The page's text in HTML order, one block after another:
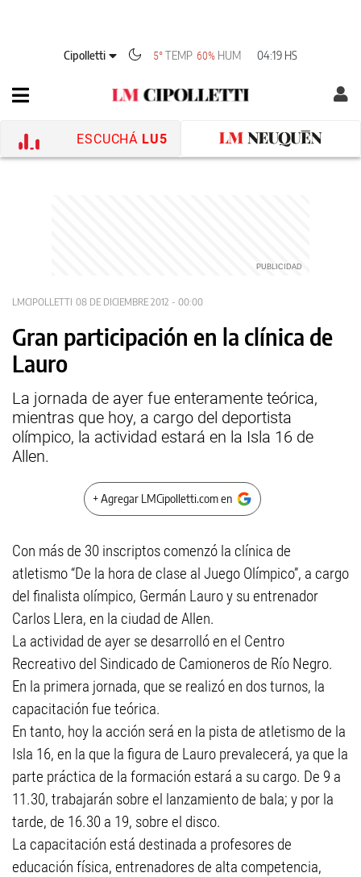
Cipolletti 5°TEMP 60% HUM 04:19 HS
ESCUCHÁ LU5
LMCIPOLLETTI 08 DE DICIEMBRE 2012 - 00:00
Gran participación en la clínica de
Lauro
La jornada de ayer fue enteramente teórica,
mientras que hoy, a cargo del deportista
olímpico, la actividad estará en la Isla 16 de
Allen.
+ Agregar LMCipolletti.com en
Con más de 30 inscriptos comenzó la clínica de
atletismo “De la hora de clase al Juego Olímpico”, a cargo
del finalista olímpico, Germán Lauro y su entrenador
Carlos Llera, en la ciudad de Allen.
La actividad de ayer se desarrolló en el Centro
Recreativo del Sindicado de Camioneros de Río Negro.
En la primera jornada, que se realizó en dos turnos, la
capacitación fue teórica.
En tanto, hoy la acción será en la pista de atletismo de la
Isla 16, en la que la figura de Lauro prevalecerá, ya que la
parte práctica de la formación estará a su cargo. De 9 a
11.30, trabajarán sobre el lanzamiento de bala; y por la
tarde, de 16.30 a 19, sobre el disco.
La capacitación está destinada a profesores de
educación física, entrenadores de alta competencia,